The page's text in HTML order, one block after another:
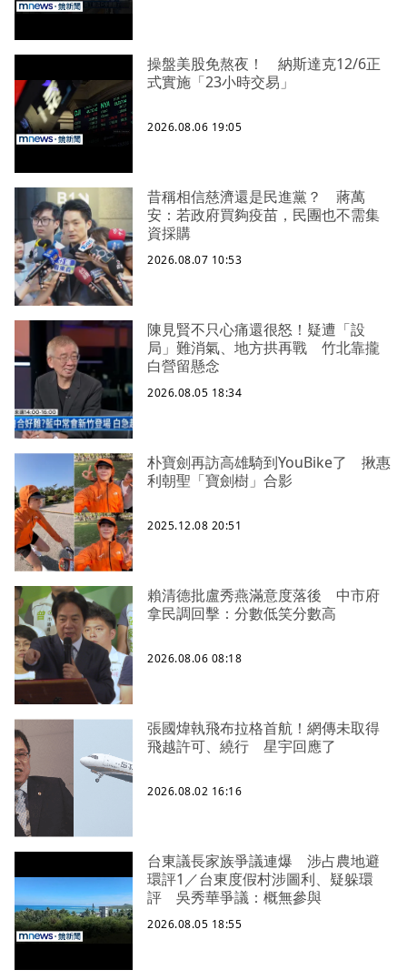
操盤美股免熬夜！ 納斯達克12/6正
式實施「23小時交易」
2026.08.06 19:05
昔稱相信慈濟還是民進黨？ 蔣萬
安：若政府買夠疫苗，民團也不需集
資採購
2026.08.07 10:53
陳見賢不只心痛還很怒！疑遭「設
局」難消氣、地方拱再戰 竹北靠攏
白營留懸念
2026.08.05 18:34
朴寶劍再訪高雄騎到YouBike了 揪惠
利朝聖「寶劍樹」合影
2025.12.08 20:51
賴清德批盧秀燕滿意度落後 中市府
拿民調回擊：分數低笑分數高
2026.08.06 08:18
張國煒執飛布拉格首航！網傳未取得
飛越許可、繞行 星宇回應了
2026.08.02 16:16
台東議長家族爭議連爆 涉占農地避
環評1／台東度假村涉圖利、疑躲環
評 吳秀華爭議：概無參與
2026.08.05 18:55